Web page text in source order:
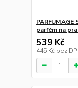
PARFUMAGE
parfém na
539 Kč
445 Kč bez